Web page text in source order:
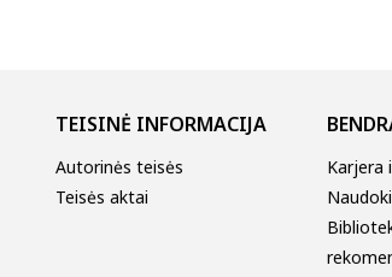
TEISINĖ INFORMACIJA
Autorinės teisės
Teisės aktai
Karjera